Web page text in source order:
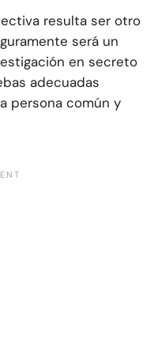
resulta ser otro
será un
en secreto
adecuadas
persona común y